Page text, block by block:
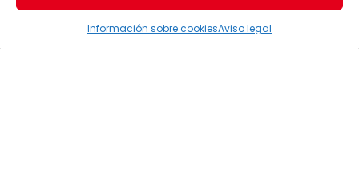
Información sobre cookiesAviso legal